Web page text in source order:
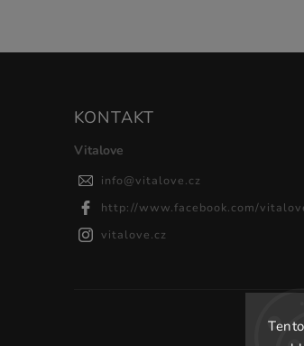
KONTAKT
Vitalove
info@vitalove.cz
http://www.facebook.com/
vitalove.cz